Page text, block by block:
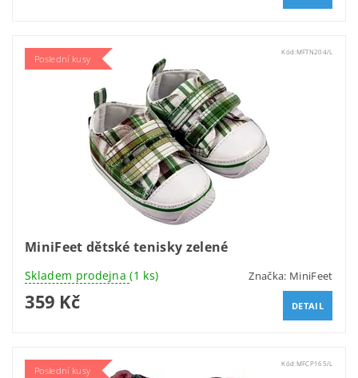
Poslední kusy
Kód:MFTN204/L
MiniFeet dětské tenisky zelené
Skladem prodejna(1 ks) Značka: MiniFeet
359 Kč DETAIL
Poslední kusy
Kód: MFCP165/L